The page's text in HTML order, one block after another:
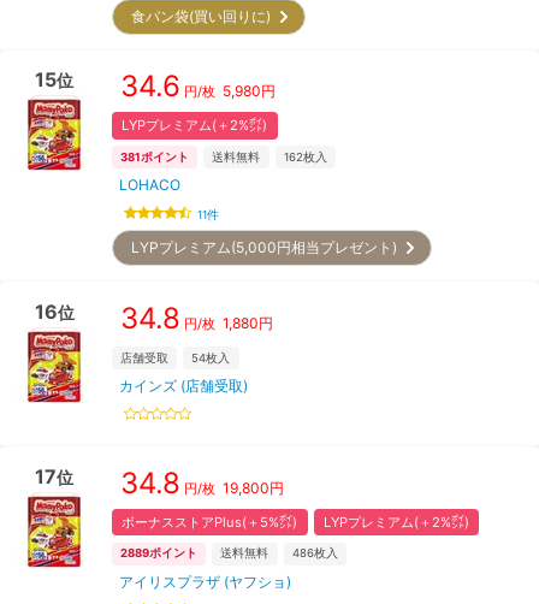
食パン袋(買い回りに)
15位 34.6 円/枚 5,980円
LYPプレミアム(＋2%㌽)
381ポイント 送料無料 162枚入
LOHACO
11件
LYPプレミアム(5,000円相当プレゼント)
16位 34.8 円/枚 1,880円
店舗受取 54枚入
カインズ (店舗受取)
17位 34.8 円/枚 19,800円
ボーナスストアPlus(＋5%㌽) LYPプレミアム(＋2%㌽)
2889ポイント 送料無料 486枚入
アイリスプラザ (ヤフショ)